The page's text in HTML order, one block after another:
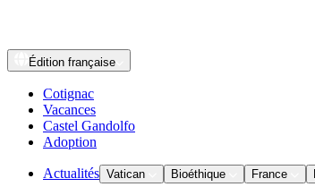
Édition française
Cotignac
Vacances
Castel Gandolfo
Adoption
Actualités Vatican Bioéthique France